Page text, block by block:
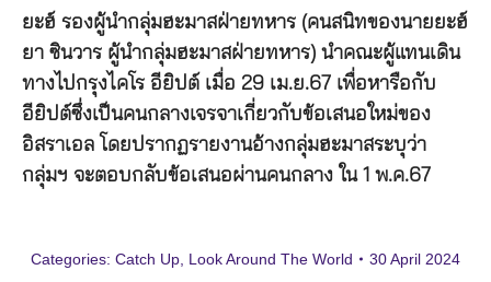
ยะฮ์ รองผู้นำกลุ่มฮะมาสฝ่ายทหาร (คนสนิทของนายยะฮ์
ยา ซินวาร ผู้นำกลุ่มฮะมาสฝ่ายทหาร) นำคณะผู้แทนเดิน
ทางไปกรุงไคโร อียิปต์ เมื่อ 29 เม.ย.67 เพื่อหารือกับ
อียิปต์ซึ่งเป็นคนกลางเจรจาเกี่ยวกับข้อเสนอใหม่ของ
อิสราเอล โดยปรากฏรายงานอ้างกลุ่มฮะมาสระบุว่า
กลุ่มฯ จะตอบกลับข้อเสนอผ่านคนกลาง ใน 1 พ.ค.67
Categories: Catch Up Look Around The World 30 April 2024